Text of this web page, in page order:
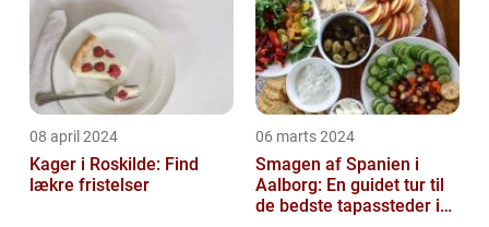
08 april 2024
Kager i Roskilde: Find
lækre fristelser
06 marts 2024
Smagen af Spanien i
Aalborg: En guidet tur til
de bedste tapassteder i